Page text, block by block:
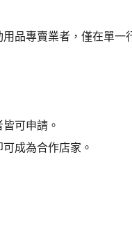
品專賣業者，僅在單一
可申請。
成為合作店家。